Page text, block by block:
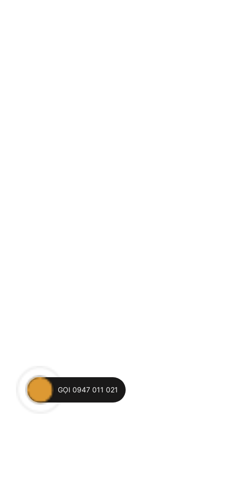
GỌI 0947 011 021